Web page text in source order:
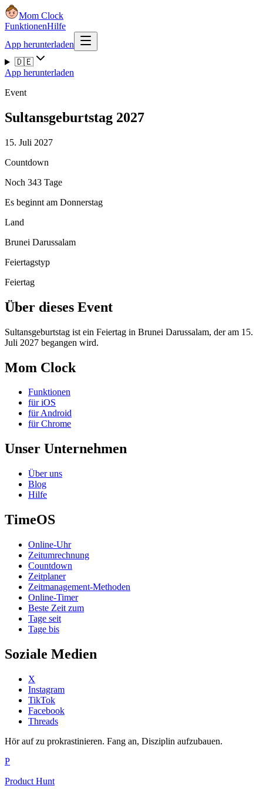
Mom Clock
FunktionenHilfe
App herunterladen
🇩🇪
App herunterladen
Event
Sultansgeburtstag 2027
15. Juli 2027
Countdown
Noch 343 Tage
Es beginnt am Donnerstag
Land
Brunei Darussalam
Feiertagstyp
Feiertag
Über dieses Event
Sultansgeburtstag ist ein Feiertag in Brunei Darussalam, der am 15.
Juli 2027 begangen wird.
Mom Clock
Funktionen
für iOS
für Android
für Chrome
Unser Unternehmen
Über uns
Blog
Hilfe
TimeOS
Online-Uhr
Zeitumrechnung
Countdown
Zeitplaner
Zeitmanagement-Methoden
Online-Timer
Beste Zeit zum
Tage seit
Tage bis
Soziale Medien
X
Instagram
TikTok
Facebook
Threads
Hör auf zu prokrastinieren. Fang an, Disziplin aufzubauen.
P
Product Hunt